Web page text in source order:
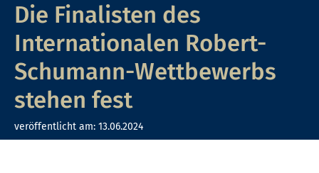
Die Finalisten des
Internationalen Robert-
Schumann-Wettbewerbs
stehen fest
veröffentlicht am: 13.06.2024